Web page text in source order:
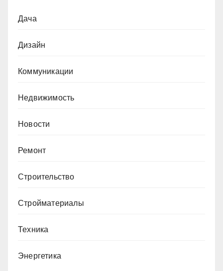
Дача
Дизайн
Коммуникации
Недвижимость
Новости
Ремонт
Строительство
Стройматериалы
Техника
Энергетика